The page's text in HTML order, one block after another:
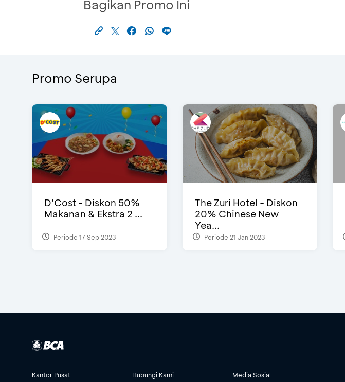
Bagikan Promo Ini
Promo Serupa
D’Cost - Diskon 50%
Makanan & Ekstra 2 ...
Periode 17 Sep 2023
The Zuri Hotel - Diskon
20% Chinese New
Yea...
Periode 21 Jan 2023
Kantor Pusat Hubungi Kami Media Sosial